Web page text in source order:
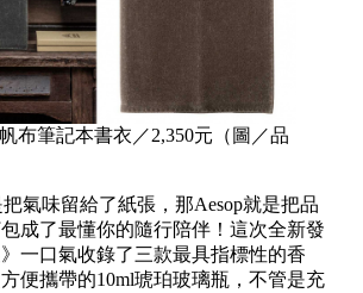
布筆記本書衣／2,350元（圖／品
氣味留給了紙張，那Aesop就是把品
成了最懂你的隨行陪伴！這次全新發
一口氣收錄了三款最具指標性的香
便攜帶的10ml琥珀玻璃瓶，不管是充